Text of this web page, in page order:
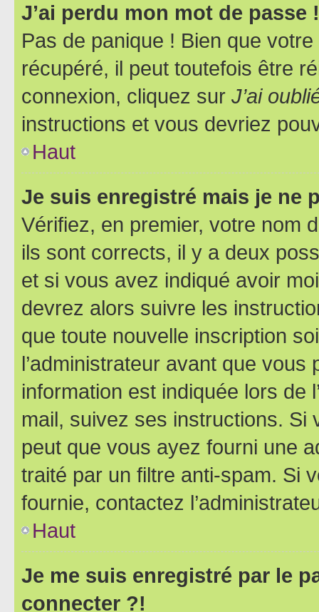
J’ai perdu mon mot de passe !
Pas de panique ! Bien que
récupéré, il peut toutefois être
connexion, cliquez sur J’ai
instructions et vous devriez
Haut
Je suis enregistré mais je ne
Vérifiez, en premier, votre nom
ils sont corrects, il y a deux
et si vous avez indiqué avoir
devrez alors suivre les
que toute nouvelle inscription
l’administrateur avant que
information est indiquée lors de
mail, suivez ses instructions. Si
peut que vous ayez fourni une
traité par un filtre anti-spam. Si
fournie, contactez
Haut
Je me suis enregistré par le
connecter ?!